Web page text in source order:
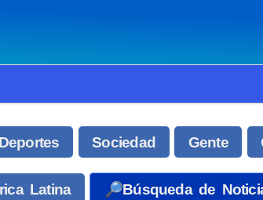
Deportes Sociedad Gente
Latina 🔎Búsqueda de